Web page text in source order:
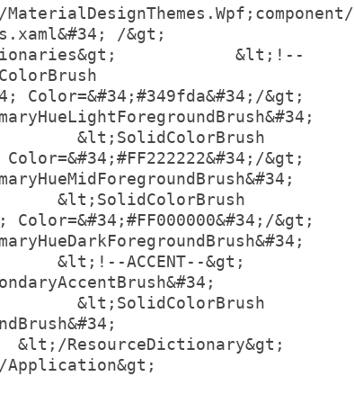
/&gt;
&lt;!--
Color=&#34;#349fda&#34;/&gt;
&lt;SolidColorBrush
&gt;
&lt;SolidColorBrush
Color=&#34;#FF000000&#34;/&gt;
&lt;!--ACCENT--&gt;
&lt;SolidColorBrush
&lt;/ResourceDictionary&gt;